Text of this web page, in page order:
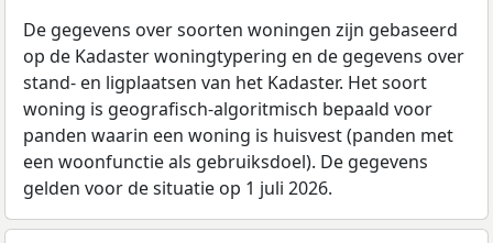
De gegevens over soorten woningen zijn gebaseerd
op de Kadaster woningtypering en de gegevens over
stand- en ligplaatsen van het Kadaster. Het soort
woning is geografisch-algoritmisch bepaald voor
panden waarin een woning is huisvest (panden met
een woonfunctie als gebruiksdoel). De gegevens
gelden voor de situatie op 1 juli 2026.